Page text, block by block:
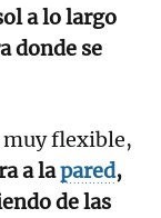
a lo largo
donde se
flexible,
a lapared,
de las